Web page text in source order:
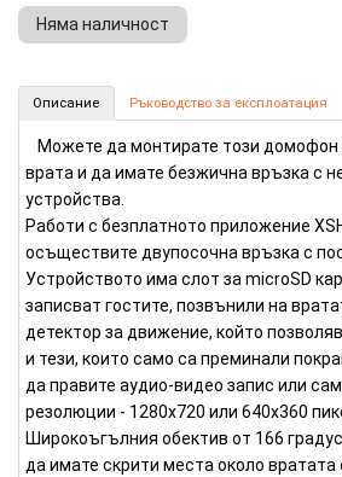
Няма наличност
Wi-Fi домофон (Номер: VD22)
Описание Ръководство за експлоатация
Можете да монтирате този домофон
врата и да имате безжична връзка с
устройства.
Работи с безплатното приложение
осъществите двупосочна връзка с
Устройството има слот за microSD
записват гостите, позвънили на
детектор за движение, който
и тези, които само са преминали
да правите аудио-видео запис или
резолюции - 1280х720 или 640х360
Широкоъгълния обектив от 166
да имате скрити места около вратата